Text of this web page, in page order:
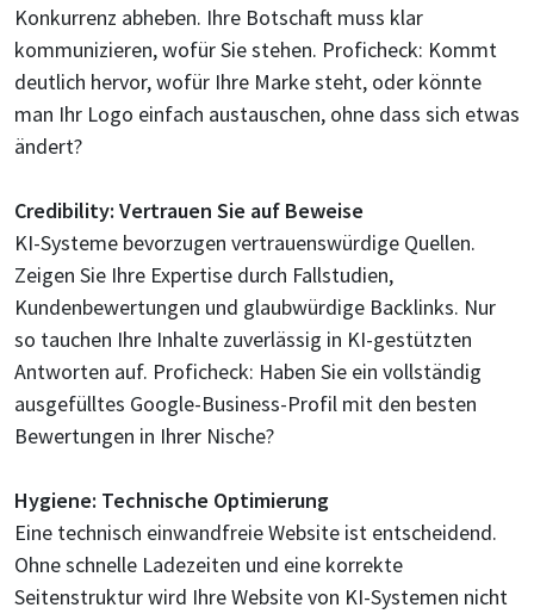
Konkurrenz abheben. Ihre Botschaft muss klar
kommunizieren, wofür Sie stehen. Proficheck: Kommt
deutlich hervor, wofür Ihre Marke steht, oder könnte
man Ihr Logo einfach austauschen, ohne dass sich etwas
ändert?
Credibility: Vertrauen Sie auf Beweise
KI-Systeme bevorzugen vertrauenswürdige Quellen.
Zeigen Sie Ihre Expertise durch Fallstudien,
Kundenbewertungen und glaubwürdige Backlinks. Nur
so tauchen Ihre Inhalte zuverlässig in KI-gestützten
Antworten auf. Proficheck: Haben Sie ein vollständig
ausgefülltes Google-Business-Profil mit den besten
Bewertungen in Ihrer Nische?
Hygiene: Technische Optimierung
Eine technisch einwandfreie Website ist entscheidend.
Ohne schnelle Ladezeiten und eine korrekte
Seitenstruktur wird Ihre Website von KI-Systemen nicht